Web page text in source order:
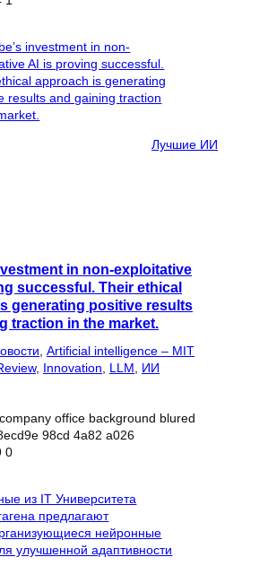
Лучшие ИИ
in non-exploitative
successful. Their ethical
generating positive results
traction in the market.
Artificial intelligence – MIT
, Innovation LLM ИИ